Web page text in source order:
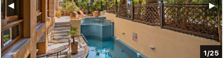
1/25
▶︎
◀︎